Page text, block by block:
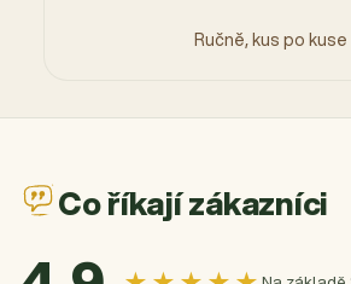
Ručně, kus po kuse
Co říkají zákazníci